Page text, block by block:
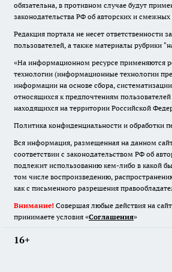
обязательна, в противном случае будут
законодательства РФ об авторских и смежных
Редакция портала не несет ответственности
пользователей, а также материалы рубрики
«На информационном ресурсе применяются
технологии (информационные технологии
информации на основе сбора,
относящихся к предпочтениям
находящихся на территории Российской
Политика конфиденциальности и обработки
Вся информация, размещенная на данном
соответствии с законодательством РФ об
подлежит использованию кем-либо в какой
том числе воспроизведению,
как с письменного разрешения
Внимание! Совершая любые действия на
принимаете условия «Cоглашения»
16+